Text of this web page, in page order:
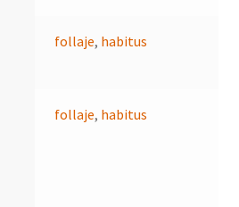
follaje, habitus
follaje, habitus